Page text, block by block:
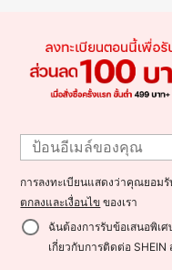
การลงทะเบียนแสดงว่าคุณยอม
ตกลงและเงื่อนไข ของเรา
ฉันต้องการรับข้อเสนอพิเ
เกี่ยวกับการติดต่อ SHEIN